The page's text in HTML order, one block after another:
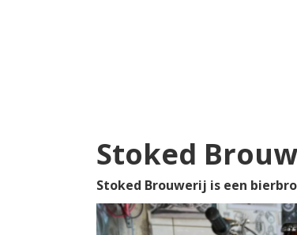
Stoked
Stoked Brouwerij is een